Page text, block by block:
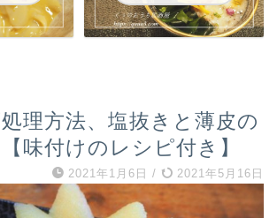
理方法、塩抜きと薄皮の
味付けのレシピ付き】
2021年1月6日 / 2021年5月16日